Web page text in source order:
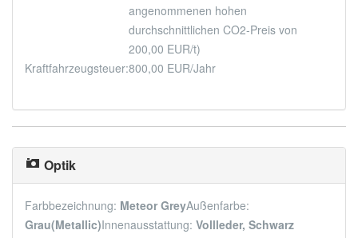
angenommenen hohen
durchschnittlichen CO2-Preis von
200,00 EUR/t)
Kraftfahrzeugsteuer:800,00 EUR/Jahr
Optik
Farbbezeichnung: Meteor GreyAußenfarbe:
Grau(Metallic)Innenausstattung: Vollleder, Schwarz